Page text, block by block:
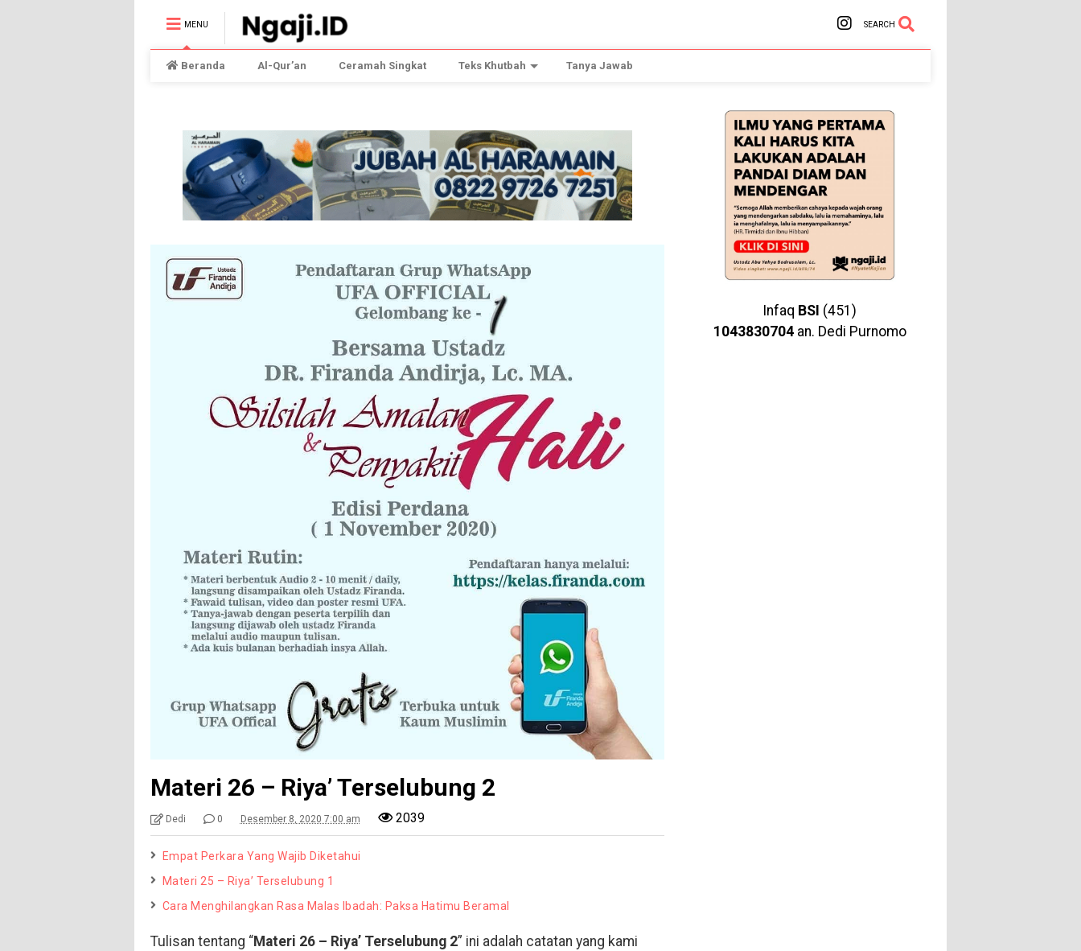
MENU SEARCH
Beranda Al-Qur’an Ceramah Singkat Teks Khutbah Tanya Jawab
Materi 26 – Riya’ Terselubung 2
Dedi 0 Desember 8, 2020 7:00 am 2039
Empat Perkara Yang Wajib Diketahui
Materi 25 – Riya’ Terselubung 1
Cara Menghilangkan Rasa Malas Ibadah: Paksa Hatimu Beramal
Tulisan tentang “Materi 26 – Riya’ Terselubung 2” ini adalah catatan yang kami
Infaq BSI (451)
1043830704an. Dedi Purnomo